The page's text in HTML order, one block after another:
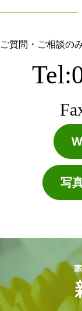
ご質問・ご相談の
写